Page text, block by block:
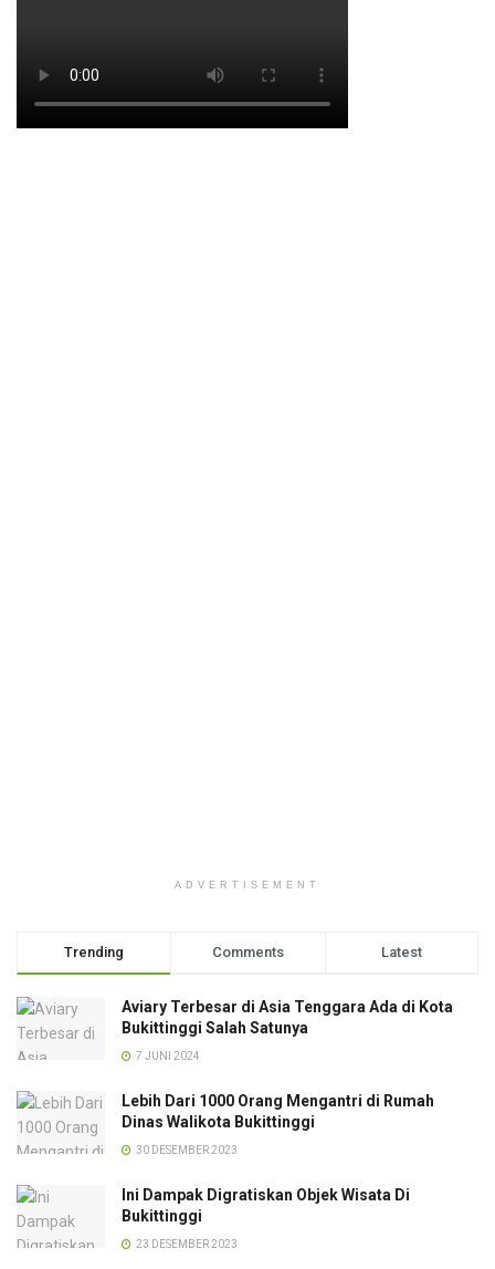
ADVERTISEMENT
Trending Comments Latest
Aviary Terbesar di Asia Tenggara Ada di Kota
Bukittinggi Salah Satunya
7 JUNI 2024
Lebih Dari 1000 Orang Mengantri di Rumah
Dinas Walikota Bukittinggi
30 DESEMBER 2023
Ini Dampak Digratiskan Objek Wisata Di
Bukittinggi
23 DESEMBER 2023